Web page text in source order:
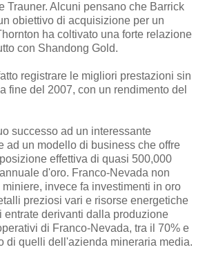
Trauner. Alcuni pensano che Barrick
obiettivo di acquisizione per un
ha coltivato una forte relazione
con Shandong Gold.
registrare le migliori prestazioni sin
fine del 2007, con un rendimento del
successo ad un interessante
ad un modello di business che offre
effettiva di quasi 500,000
d'oro. Franco-Nevada non
invece fa investimenti in oro
preziosi vari e risorse energetiche
entrate derivanti dalla produzione
di Franco-Nevada, tra il 70% e
di quelli dell'azienda mineraria media.